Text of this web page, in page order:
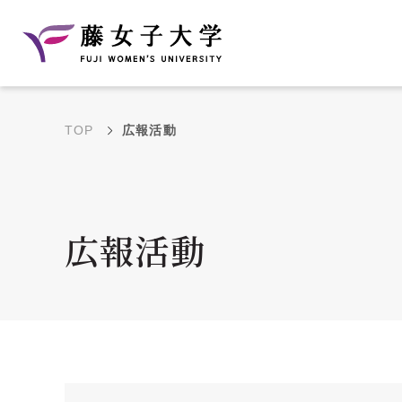
学部・学科の教育目的
大学院の教育目的
TOP 広報活動
広報活動